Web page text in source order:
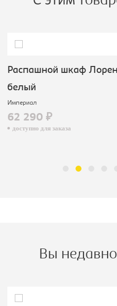
Распашной шкаф
белый
Империал
62 290 ₽
доступно для заказа
Вы